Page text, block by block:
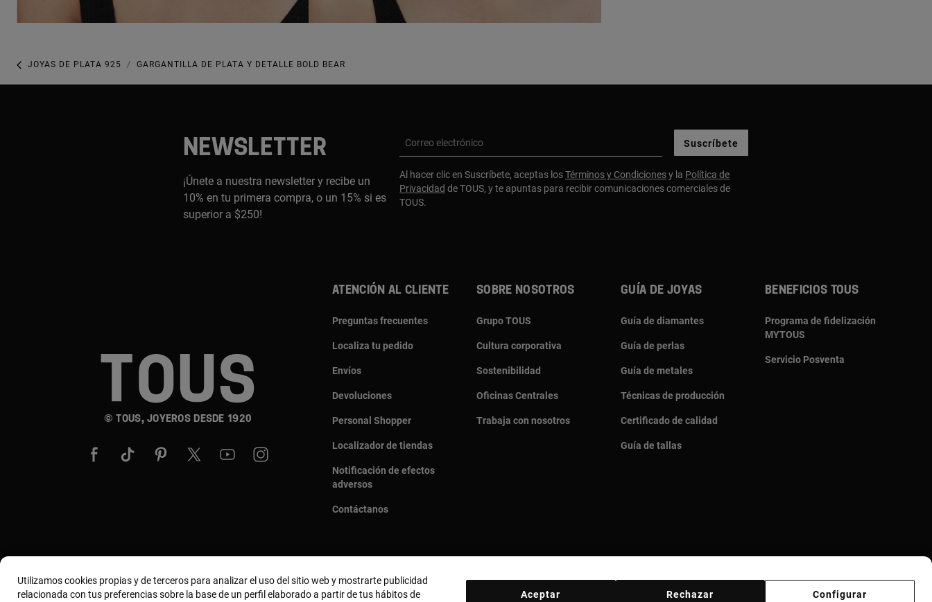
JOYAS DE PLATA 925 GARGANTILLA DE PLATA Y DETALLE BOLD BEAR
NEWSLETTER
¡Únete a nuestra newsletter y recibe un
10% en tu primera compra, o un 15% si es
superior a $250!
Correo electrónico Suscríbete
Al hacer clic en Suscríbete, aceptas losTérminos y Condicionesy la Política de
Privacidad de TOUS, y te apuntas para recibir comunicaciones comerciales de
TOUS.
© TOUS, JOYEROS DESDE 1920
ATENCIÓN AL CLIENTE
Preguntas frecuentes
Localiza tu pedido
Envíos
Devoluciones
Personal Shopper
Localizador de tiendas
Notificación de efectos
adversos
Contáctanos
SOBRE NOSOTROS
Grupo TOUS
Cultura corporativa
Sostenibilidad
Oficinas Centrales
Trabaja con nosotros
GUÍA DE JOYAS
Guía de diamantes
Guía de perlas
Guía de metales
Técnicas de producción
Certificado de calidad
Guía de tallas
BENEFICIOS TOUS
Programa de fidelización
MYTOUS
Servicio Posventa
País y moneda: United States Of America / US Dollar
Utilizamos cookies propias y de terceros para analizar el uso del sitio web y mostrarte publicidad
relacionada con tus preferencias sobre la base de un perfil elaborado a partir de tus hábitos de
Configurar
Rechazar
Aceptar